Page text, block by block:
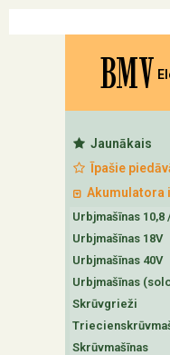
BMV
Jaunākais
Īpašie
Akumulatora
Urbjmašīnas 10,8
Urbjmašīnas 18V
Urbjmašīnas 40V
Urbjmašīnas
Skrūvgrieži
Skrūvmašīnas